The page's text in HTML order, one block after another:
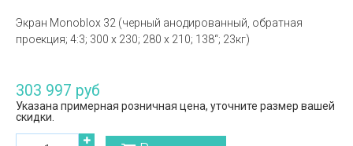
Экран Monoblox 32 (черный анодированный, обратная
проекция; 4:3; 300 x 230; 280 x 210; 138“; 23кг)
303 997 руб
Указана примерная розничная цена, уточните размер вашей
скидки.